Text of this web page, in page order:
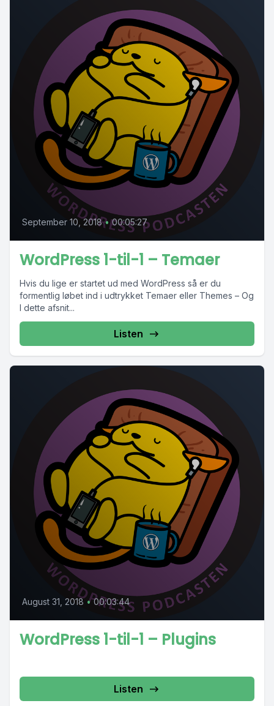
September 10, 2018 • 00:05:27
WordPress 1-til-1 – Temaer
Hvis du lige er startet ud med WordPress så er du
formentlig løbet ind i udtrykket Temaer eller Themes – Og
I dette afsnit...
Listen
August 31, 2018 • 00:03:44
WordPress 1-til-1 – Plugins
Listen